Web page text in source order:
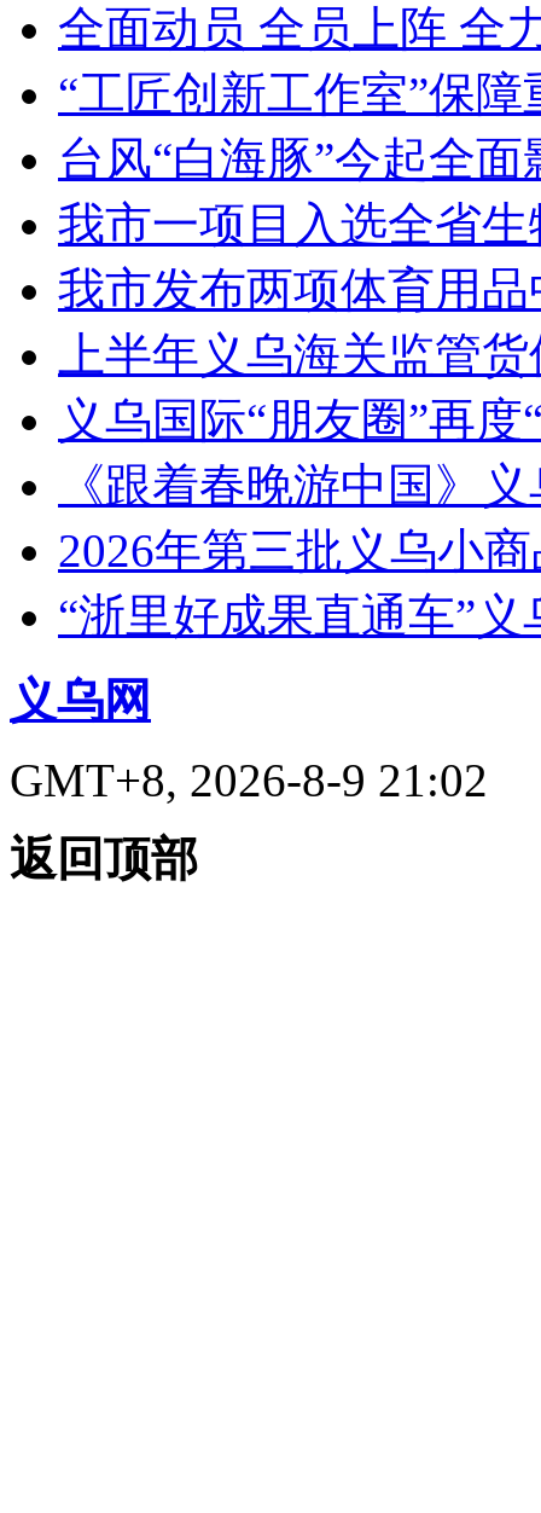
全面动员 全员上阵 全
“工匠创新工作室”保
台风“白海豚”今起全面
我市一项目入选全省
我市发布两项体育用
上半年义乌海关监管
义乌国际“朋友圈”再度
《跟着春晚游中国》
2026年第三批义乌小
“浙里好成果直通车”
义乌网
GMT+8, 2026-8-9 21:02
返回顶部